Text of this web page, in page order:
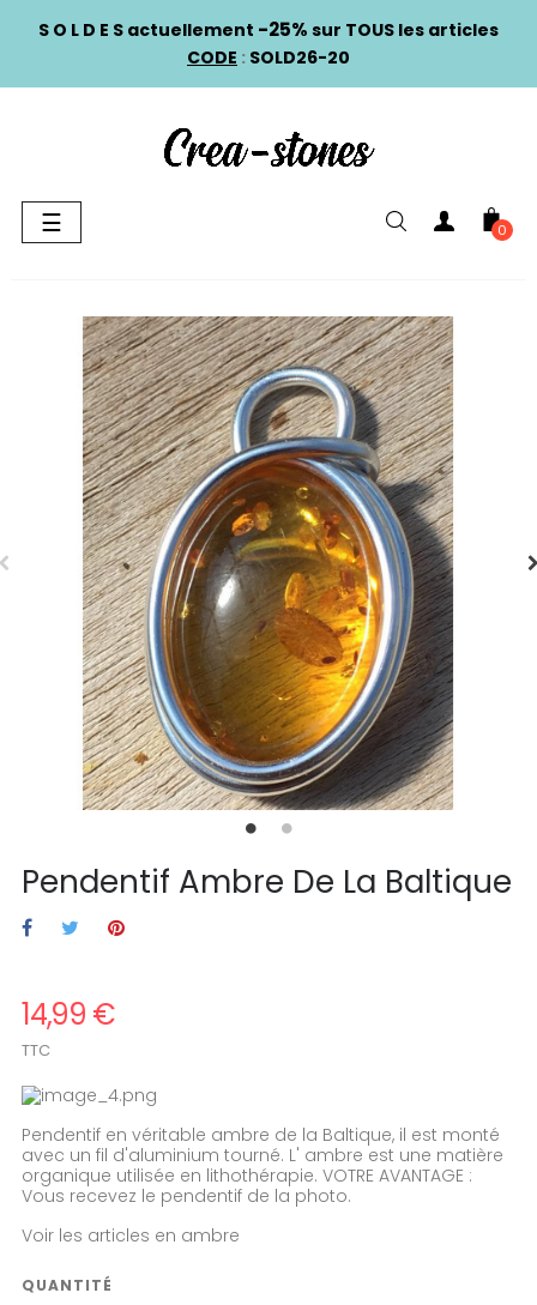
S O L D E S actuellement -25% sur TOUS les articles
CODE : SOLD26-20
Basculer
la
☰ 0
Pendentif Ambre De La Baltique
14,99 €
TTC
Pendentif en véritable ambre de la Baltique, il est monté
avec un fil d'aluminium tourné. L' ambre est une matière
organique utilisée en lithothérapie. VOTRE AVANTAGE :
Vous recevez le pendentif de la photo.
Voir les articles en ambre
QUANTITÉ